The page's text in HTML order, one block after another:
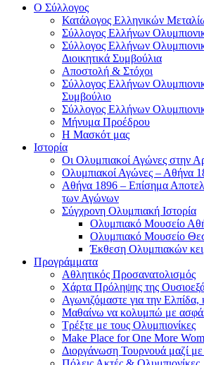
Ο Σύλλογος
Κατάλογος Ελληνικών
Σύλλογος Ελλήνων
Σύλλογος Ελλήνων
Διοικητικά Συμβούλια
Αποστολή & Στόχοι
Σύλλογος Ελλήνων
Συμβούλιο
Σύλλογος Ελλήνων
Μήνυμα Προέδρου
Η Μασκότ μας
Ιστορία
Οι Ολυμπιακοί Αγώνες στην
Ολυμπιακοί Αγώνες – Αθήνα
Αθήνα 1896 – Επίσημα
των Αγώνων
Σύγχρονη Ολυμπιακή Ιστορία
Ολυμπιακό Μουσείο
Ολυμπιακό Μουσείο
Έκθεση Ολυμπιακών
Προγράμματα
Αθλητικός Προσανατολισμός
Χάρτα Πρόληψης της
Αγωνιζόμαστε για την
Μαθαίνω να κολυμπώ με
Τρέξτε με τους Ολυμπιονίκες
Make Place for One More
Διοργάνωση Τουρνουά μαζί με